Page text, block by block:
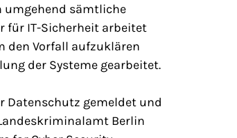
umgehend sämtliche
für IT-Sicherheit arbeitet
den Vorfall aufzuklären
der Systeme gearbeitet.
Datenschutz gemeldet und
Berlin